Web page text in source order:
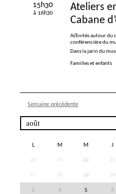
15h30
à 16h30
Ateliers
Cabane
Activités autour du
conférencière du
Dans la jarin du
Familles et enfants
Semaine précédente
L M M J
20 21 22 23
27 28 29 30
3 4 5 6